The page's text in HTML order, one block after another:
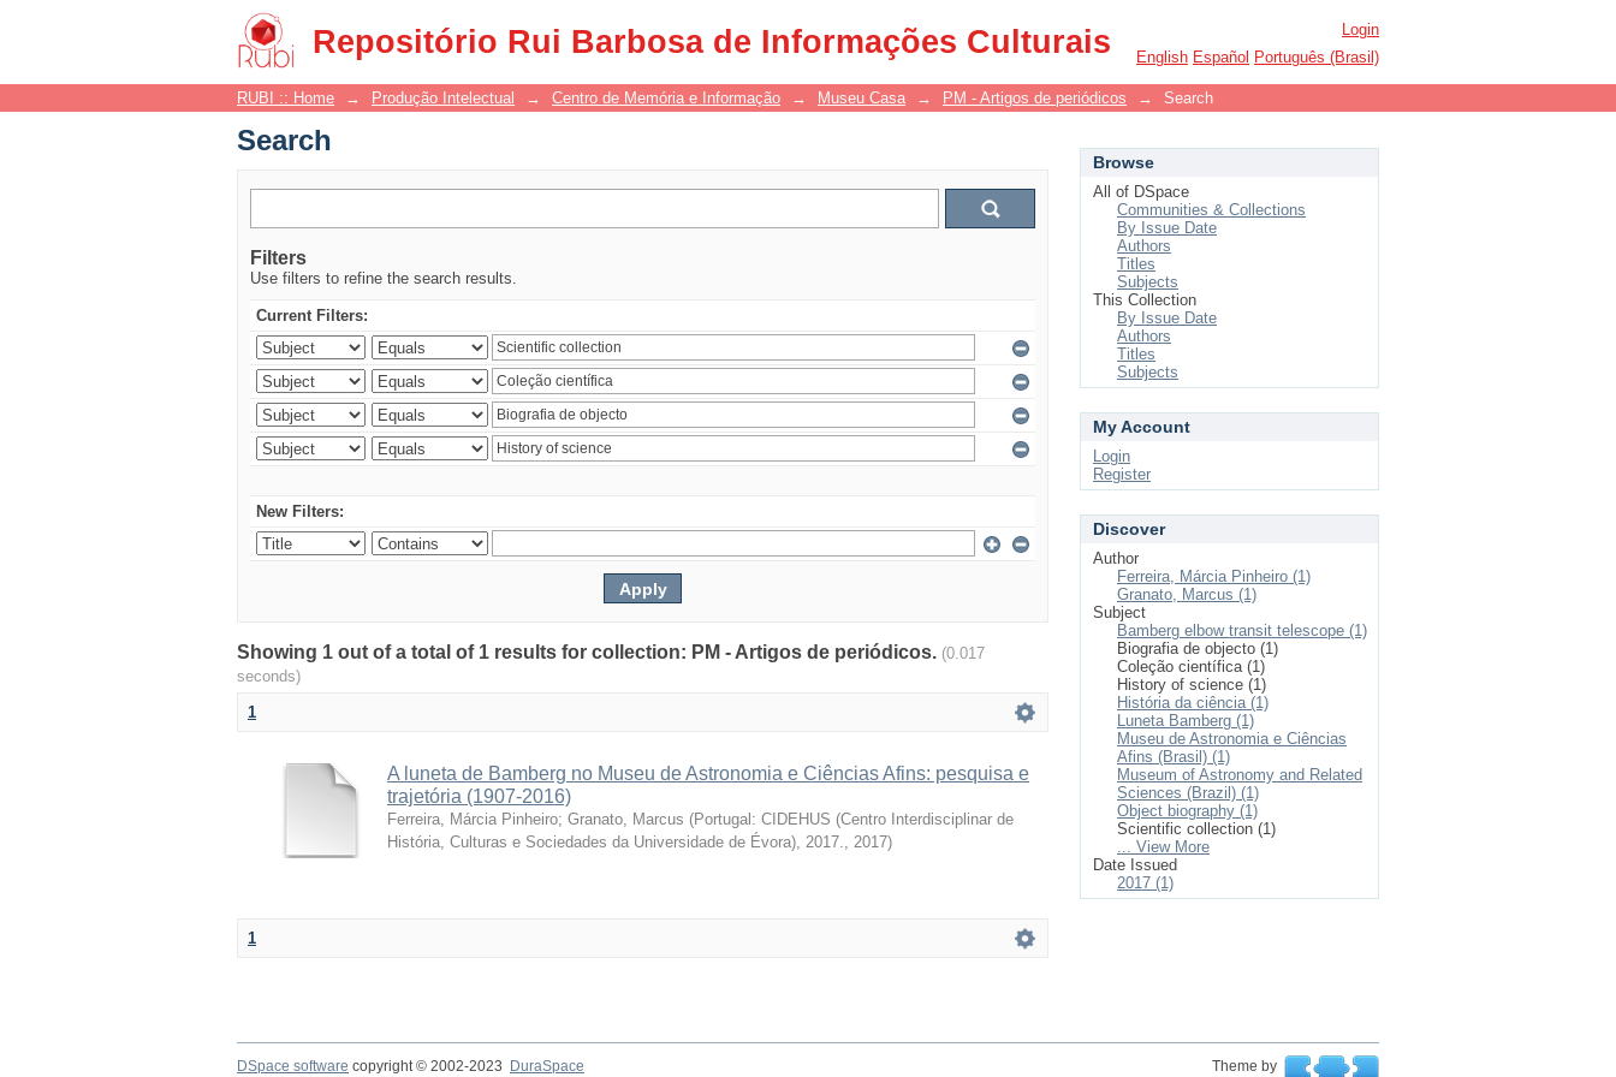
Repositório Rui Barbosa de Informações Culturais
Search
Login
English Español Português (Brasil)
RUBI :: Home → Produção Intelectual → Centro de Memória e Informação → Museu Casa → PM - Artigos de periódicos → Search
Search
Filters
Use filters to refine the search results.
Current Filters:
New Filters:
Showing 1 out of a total of 1 results for collection: PM - Artigos de periódicos. (0.017
seconds)
1
A luneta de Bamberg no Museu de Astronomia e Ciências Afins: pesquisa e
trajetória (1907-2016)
Ferreira, Márcia Pinheiro; Granato, Marcus (Portugal: CIDEHUS (Centro Interdisciplinar de
História, Culturas e Sociedades da Universidade de Évora), 2017., 2017)
1
Browse
All of DSpace
Communities & Collections
By Issue Date
Authors
Titles
Subjects
This Collection
By Issue Date
Authors
Titles
Subjects
My Account
Login
Register
Discover
Author
Ferreira, Márcia Pinheiro (1)
Granato, Marcus (1)
Subject
Bamberg elbow transit telescope (1)
Biografia de objecto (1)
Coleção científica (1)
History of science (1)
História da ciência (1)
Luneta Bamberg (1)
Museu de Astronomia e Ciências
Afins (Brasil) (1)
Museum of Astronomy and Related
Sciences (Brazil) (1)
Object biography (1)
Scientific collection (1)
... View More
Date Issued
2017 (1)
DSpace software copyright © 2002-2023 DuraSpace Theme by